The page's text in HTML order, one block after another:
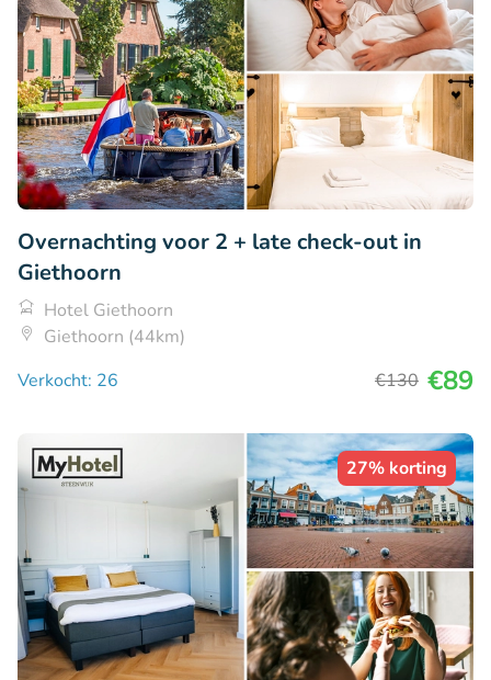
Overnachting voor 2 + late check-out in
Giethoorn
Hotel Giethoorn
Giethoorn (44km)
Verkocht: 26
€130 €89
27% korting